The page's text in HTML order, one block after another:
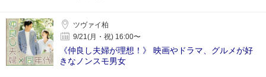
ツヴァイ柏
9/21(月・祝) 16:00〜
《仲良し夫婦が理想！》 映画やドラマ、グルメが好
きなノンスモ男女